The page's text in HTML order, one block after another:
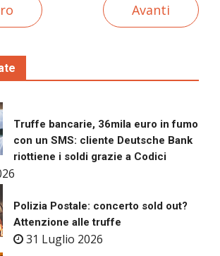
Avanti
Truffe bancarie, 36mila euro in fumo
con un SMS: cliente Deutsche Bank
riottiene i soldi grazie a Codici
Polizia Postale: concerto sold out?
Attenzione alle truffe
31 Luglio 2026